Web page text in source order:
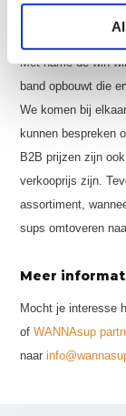
Met name de win
band opbouwt die
We komen bij
kunnen bespreken
B2B prijzen zijn
verkooprijs zijn.
assortiment,
sups omtoveren
Meer
Mocht je interesse
ofWANNAsup
naar